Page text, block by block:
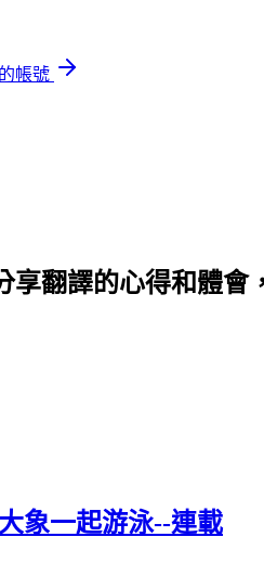
帳號
享翻譯的心得和體會
象一起游泳--連載